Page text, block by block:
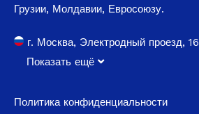
Грузии, Молдавии, Евросоюзу.
г. Москва, Электродный проезд, 16
Показать ещё
Политика конфиденциальности